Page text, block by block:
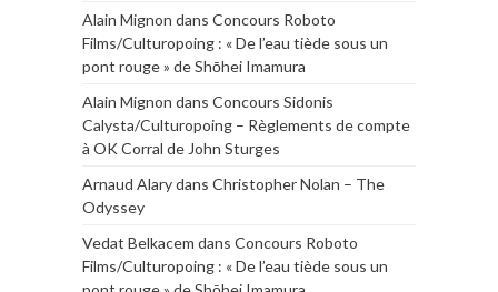
Alain Mignon dans Concours Roboto
Films/Culturopoing : « De l’eau tiède sous un
pont rouge » de Shōhei Imamura
Alain Mignon dans Concours Sidonis
Calysta/Culturopoing – Règlements de compte
à OK Corral de John Sturges
Arnaud Alarydans Christopher Nolan – The
Odyssey
Vedat Belkacem dans Concours Roboto
Films/Culturopoing : « De l’eau tiède sous un